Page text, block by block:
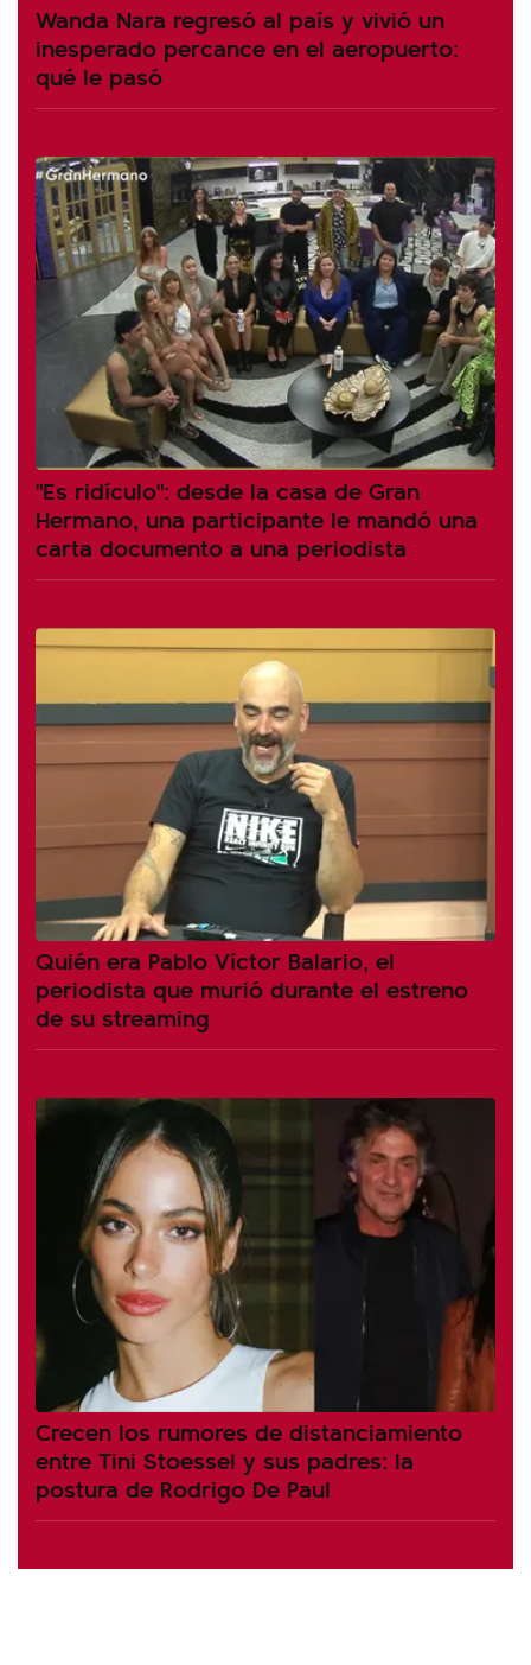
Wanda Nara regresó al país y vivió un
inesperado percance en el aeropuerto:
qué le pasó
"Es ridículo": desde la casa de Gran
Hermano, una participante le mandó una
carta documento a una periodista
Quién era Pablo Víctor Balario, el
periodista que murió durante el estreno
de su streaming
Crecen los rumores de distanciamiento
entre Tini Stoessel y sus padres: la
postura de Rodrigo De Paul